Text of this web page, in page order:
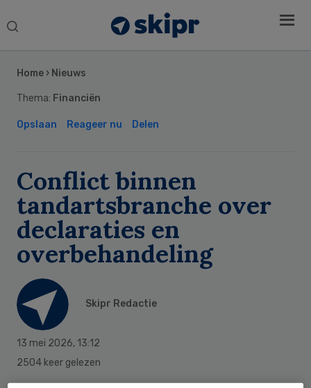
Search
Home › Nieuws
Thema: Financiën
Opslaan Reageer nu Delen
Conflict binnen
tandartsbranche over
declaraties en
overbehandeling
Skipr Redactie
13 mei 2026, 13:12
2504 keer gelezen
Sidebar